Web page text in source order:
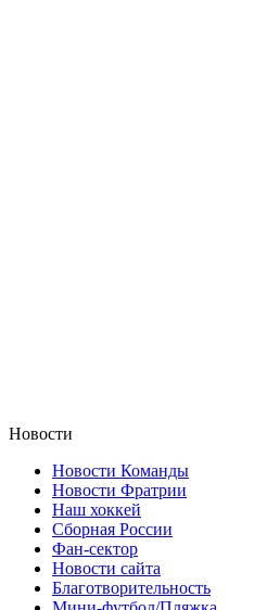
Новости
Новости Команды
Новости Фратрии
Наш хоккей
Сборная России
Фан-cектор
Новости сайта
Благотворительность